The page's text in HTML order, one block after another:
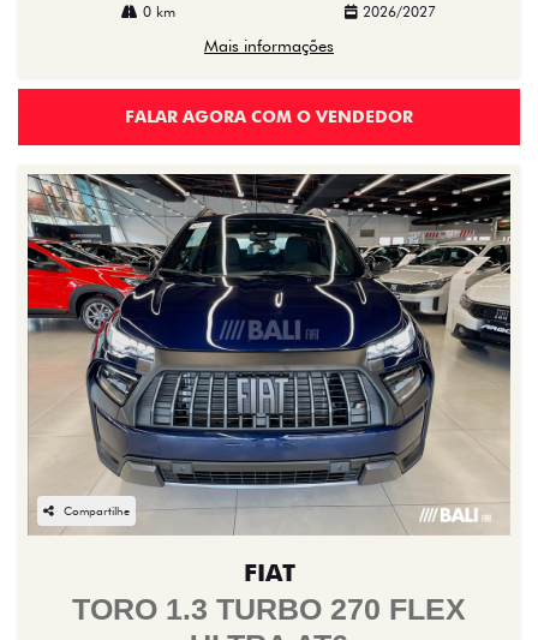
0 km 2026/2027
Mais informações
FALAR AGORA COM O VENDEDOR
Compartilhe
FIAT
TORO 1.3 TURBO 270 FLEX